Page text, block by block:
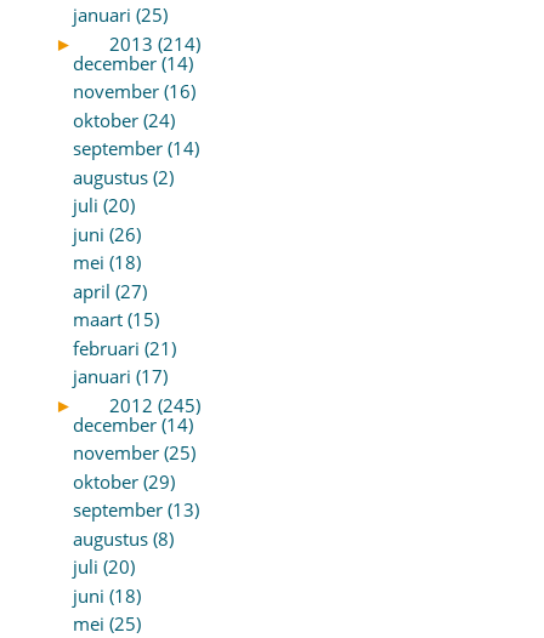
januari (25)
►
2013 (214)
december (14)
november (16)
oktober (24)
september (14)
augustus (2)
juli (20)
juni (26)
mei (18)
april (27)
maart (15)
februari (21)
januari (17)
►
2012 (245)
december (14)
november (25)
oktober (29)
september (13)
augustus (8)
juli (20)
juni (18)
mei (25)